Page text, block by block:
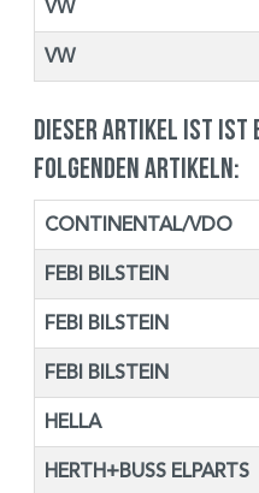
VW
VW
Dieser Artikel ist ist
folgenden Artikeln:
CONTINENTAL/VDO
FEBI BILSTEIN
FEBI BILSTEIN
FEBI BILSTEIN
HELLA
HERTH+BUSS ELPARTS